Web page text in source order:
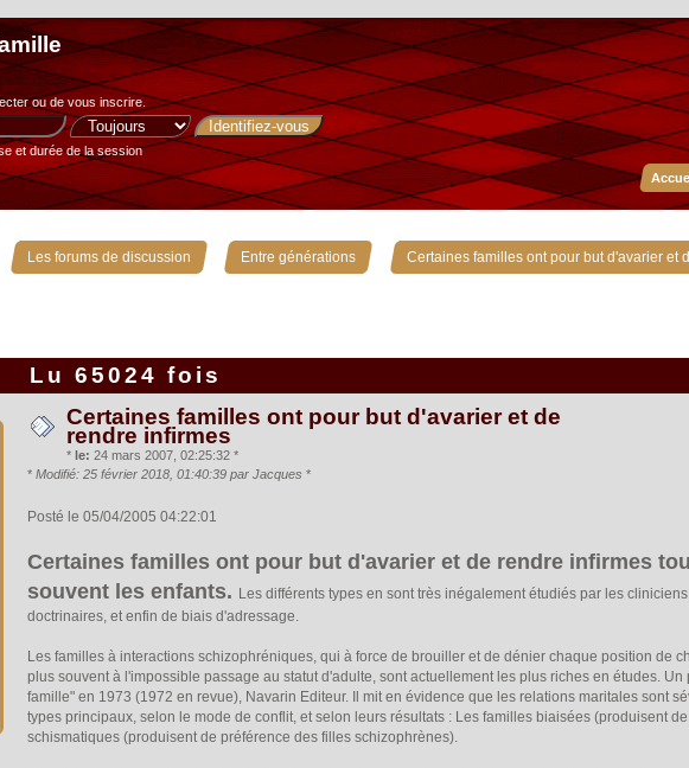
ou devous inscrire.
et durée de la session
Les forums de discussion » Entre générations » Certaines familles ont pour but d'avarier et
Lu 65024 fois
Certaines familles ont pour but d'avarier et de
rendre infirmes
* le: 24 mars 2007, 02:25:32 *
*Modifié: 25 février 2018, 01:40:39 par Jacques *
Posté le 05/04/2005 04:22:01
Certaines familles ont pour but d'avarier et de rendre infirmes
souvent les enfants. Les différents types en sont très inégalement étudiés par les
doctrinaires, et enfin de biais d'adressage.
Les familles à interactions schizophréniques, qui à force de brouiller et de dénier chaque position de
plus souvent à l'impossible passage au statut d'adulte, sont actuellement les plus riches en études.
famille" en 1973 (1972 en revue), Navarin Editeur. Il mit en évidence que les relations maritales sont
types principaux, selon le mode de conflit, et selon leurs résultats : Les familles biaisées (produisent
schismatiques (produisent de préférence des filles schizophrènes).